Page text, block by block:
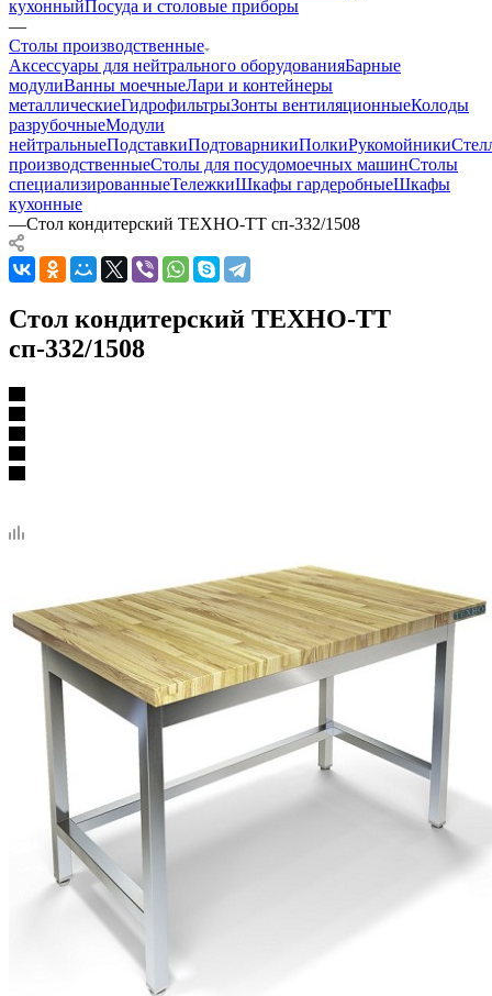
кухонныйПосуда и столовые приборы
—
Столы производственные
Аксессуары для нейтрального оборудованияБарные
модулиВанны моечныеЛари и контейнеры
металлическиеГидрофильтрыЗонты вентиляционныеКолоды
разрубочныеМодули
нейтральныеПодставкиПодтоварникиПолкиРукомойники
производственныеСтолы для посудомоечных машинСтолы
специализированныеТележкиШкафы гардеробныеШкафы
кухонные
—Стол кондитерский ТЕХНО-ТТ сп-332/1508
Стол кондитерский ТЕХНО-ТТ
сп-332/1508